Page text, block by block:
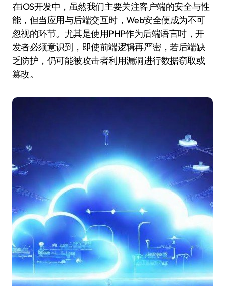
在iOS开发中，虽然我们主要关注客户端的安全与性
能，但当应用与后端交互时，Web安全便成为不可
忽视的环节。尤其是使用PHP作为后端语言时，开
发者必须意识到，即使前端逻辑再严密，若后端缺
乏防护，仍可能被攻击者利用漏洞进行数据窃取或
篡改。